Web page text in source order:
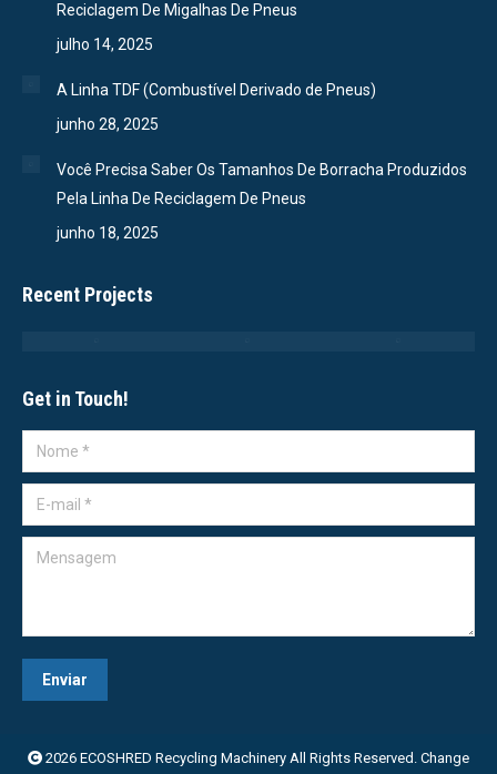
Reciclagem De Migalhas De Pneus
julho 14, 2025
A Linha TDF (Combustível Derivado de Pneus)
junho 28, 2025
Você Precisa Saber Os Tamanhos De Borracha Produzidos
Pela Linha De Reciclagem De Pneus
junho 18, 2025
Recent Projects
Get in Touch!
Nome *
E-mail *
Mensagem
Enviar
2026 ECOSHRED Recycling Machinery All Rights Reserved. Change